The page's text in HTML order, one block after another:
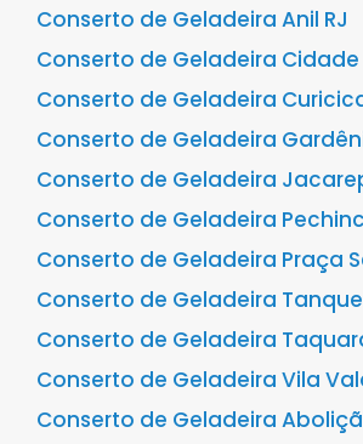
Conserto de Geladeira Anil RJ
Conserto de Geladeira Cidade
Conserto de Geladeira
Conserto de Geladeira
Conserto de Geladeira
Conserto de Geladeira
Conserto de Geladeira Praça
Conserto de Geladeira Tanque
Conserto de Geladeira
Conserto de Geladeira Vila
Conserto de Geladeira